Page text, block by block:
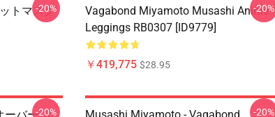
トマスク
-20%
Vagabond Miyamoto Musashi Anime
Leggings RB0307 [ID9779]
￥419,775 $28.95
-20%
-20% -20%